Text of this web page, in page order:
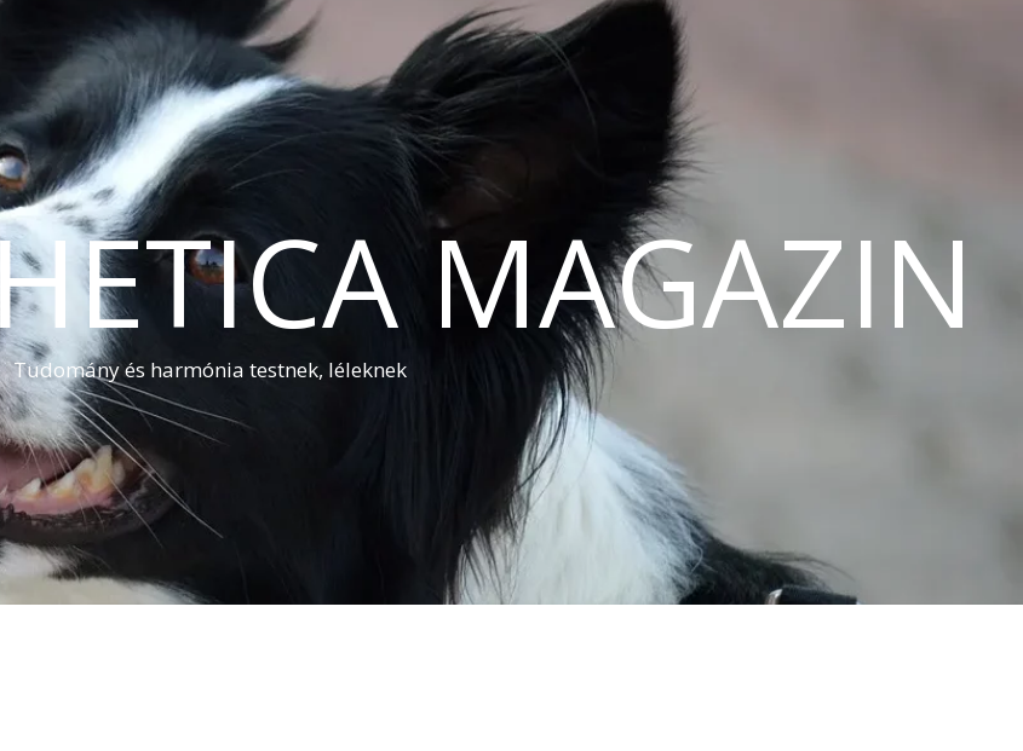
MAGAZIN
Tudomány és harmónia testnek, léleknek